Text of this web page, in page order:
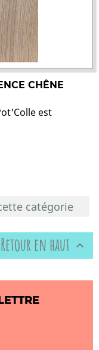
CHÊNE
est
catégorie
Retour en haut 